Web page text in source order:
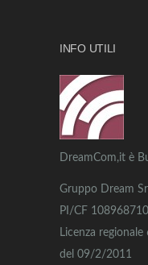
INFO UTILI
DreamCom,it è
Gruppo Dream Srl
PI/CF
Licenza regionale
del 09/2/2011